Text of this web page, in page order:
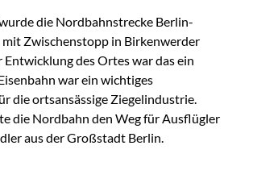
die Nordbahnstrecke Berlin-
Zwischenstopp in Birkenwerder
des Ortes war das ein
war ein wichtiges
die ortsansässige Ziegelindustrie.
die Nordbahn den Weg für Ausflügler
aus der Großstadt Berlin.